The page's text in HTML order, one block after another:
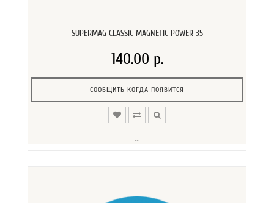
SUPERMAG CLASSIC MAGNETIC POWER 35
140.00 р.
СООБЩИТЬ КОГДА ПОЯВИТСЯ
..